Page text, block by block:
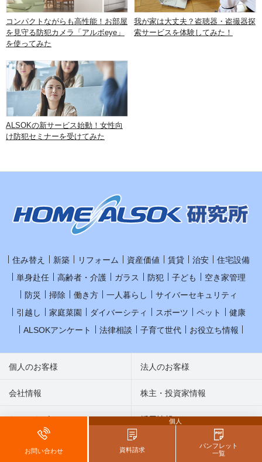
コンパクトながらも高性能！お部屋
を見守る防犯カメラ「アルボeye」
を使ってみた
我が家は大丈夫？盗聴器・盗撮器探
索サービスを体験してみた！
ALSOKの新サービス始動！女性向
け防犯セミナーを受けてみた
住み替え 新築 リフォーム 資産価値 賃貸 治安
住宅設備
単身赴任
高齢者・介護 ガラス 防犯 子ども
空き家管理
防災
掃除 働き方 一人暮らし
サイバーセキュリティ
引越し
家庭菜園 ダイバーシティ スポーツ ペット
健康
ALSOKアンケート
法律相談 子育て世代 お役立ち情報
お問い合わせ
個人
資料請求
パンフレット
一覧
個人のお客様 法人のお客様
会社情報 株主・投資家情報
サステナビリティ
お問い合わせ
採用情報